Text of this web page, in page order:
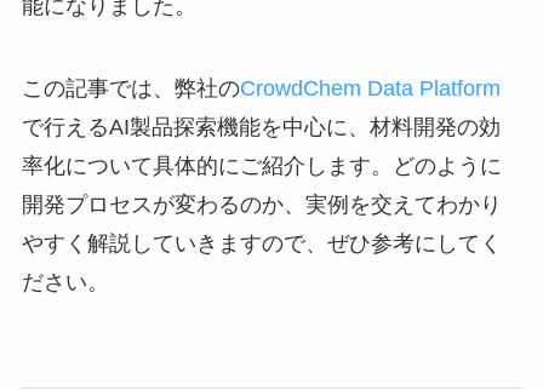
能になりました。
この記事では、弊社のCrowdChem Data Platform
で行えるAI製品探索機能を中心に、材料開発の効
率化について具体的にご紹介します。どのように
開発プロセスが変わるのか、実例を交えてわかり
やすく解説していきますので、ぜひ参考にしてく
ださい。